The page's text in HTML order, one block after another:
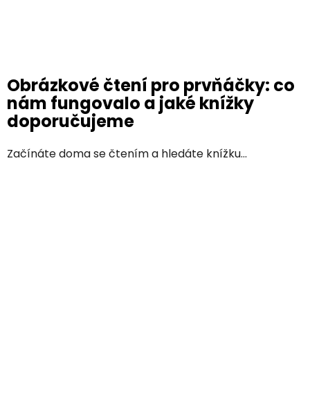
Obrázkové čtení pro prvňáčky: co
nám fungovalo a jaké knížky
doporučujeme
Začínáte doma se čtením a hledáte knížku...